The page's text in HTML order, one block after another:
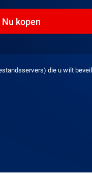
Nu kopen
die u wilt